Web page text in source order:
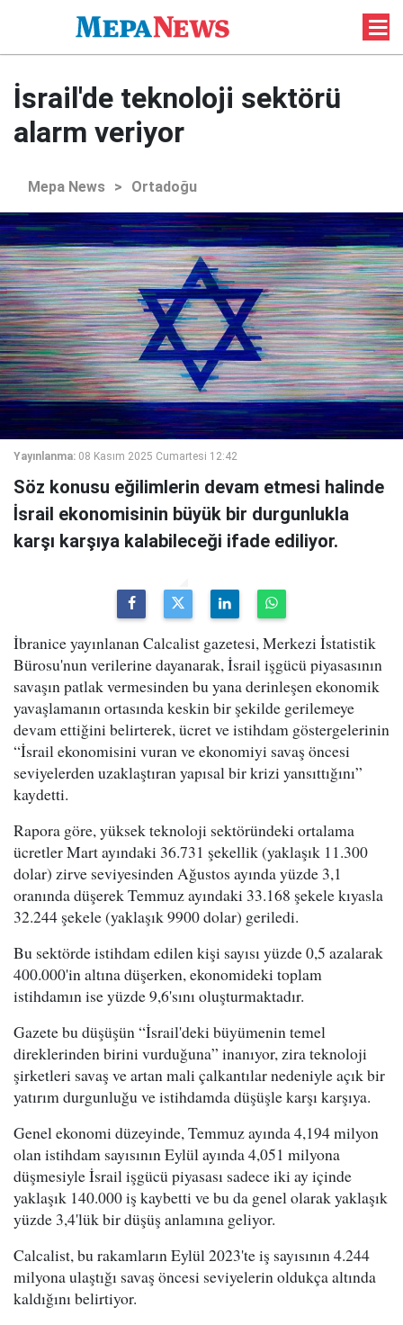
İsrail'de teknoloji sektörü
alarm veriyor
Mepa News > Ortadoğu
Yayınlanma: 08 Kasım 2025 Cumartesi 12:42
Söz konusu eğilimlerin devam etmesi halinde
İsrail ekonomisinin büyük bir durgunlukla
karşı karşıya kalabileceği ifade ediliyor.
İbranice yayınlanan Calcalist gazetesi, Merkezi İstatistik
Bürosu'nun verilerine dayanarak, İsrail işgücü piyasasının
savaşın patlak vermesinden bu yana derinleşen ekonomik
yavaşlamanın ortasında keskin bir şekilde gerilemeye
devam ettiğini belirterek, ücret ve istihdam göstergelerinin
“İsrail ekonomisini vuran ve ekonomiyi savaş öncesi
seviyelerden uzaklaştıran yapısal bir krizi yansıttığını”
kaydetti.
Rapora göre, yüksek teknoloji sektöründeki ortalama
ücretler Mart ayındaki 36.731 şekellik (yaklaşık 11.300
dolar) zirve seviyesinden Ağustos ayında yüzde 3,1
oranında düşerek Temmuz ayındaki 33.168 şekele kıyasla
32.244 şekele (yaklaşık 9900 dolar) geriledi.
Bu sektörde istihdam edilen kişi sayısı yüzde 0,5 azalarak
400.000'in altına düşerken, ekonomideki toplam
istihdamın ise yüzde 9,6'sını oluşturmaktadır.
Gazete bu düşüşün “İsrail'deki büyümenin temel
direklerinden birini vurduğuna” inanıyor, zira teknoloji
şirketleri savaş ve artan mali çalkantılar nedeniyle açık bir
yatırım durgunluğu ve istihdamda düşüşle karşı karşıya.
Genel ekonomi düzeyinde, Temmuz ayında 4,194 milyon
olan istihdam sayısının Eylül ayında 4,051 milyona
düşmesiyle İsrail işgücü piyasası sadece iki ay içinde
yaklaşık 140.000 iş kaybetti ve bu da genel olarak yaklaşık
yüzde 3,4'lük bir düşüş anlamına geliyor.
Calcalist, bu rakamların Eylül 2023'te iş sayısının 4.244
milyona ulaştığı savaş öncesi seviyelerin oldukça altında
kaldığını belirtiyor.